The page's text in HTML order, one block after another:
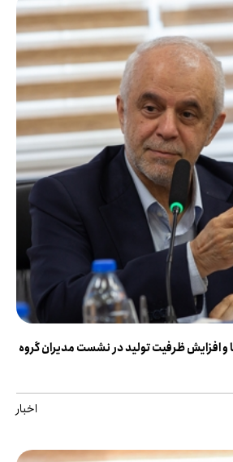
و افزایش ظرفیت تولید در نشست مدیران گروه
اخبار